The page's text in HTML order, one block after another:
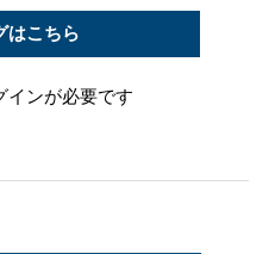
はこちら
ンが必要です